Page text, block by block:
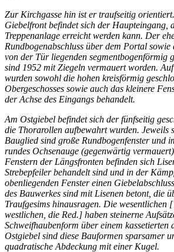
Zur Kirchgasse hin ist er traufseitig
Giebelfront befindet sich der Haupteingang,
Treppenanlage erreicht werden kann. Der
Rundbogenabschluss über dem Portal sowie
von der Tür liegenden segmentbogenförmig
sind 1952 mit Ziegeln vermauert worden.
wurden sowohl die hohen kreisförmig
Obergeschosses sowie auch das kleinere
der Achse des Eingangs behandelt.
Am Ostgiebel befindet sich der fünfseitig
die Thorarollen aufbewahrt wurden. Jeweils
Bauglied sind große Rundbogenfenster und
rundes Ochsenauge (gegenwärtig
Fenstern der Längsfronten befinden sich
Strebepfeiler behandelt sind und in der
obenliegenden Fenster einen
des Bauwerkes sind mit Lisenen betont, die
Traufgesims hinausragen. Die wesentlichen
westlichen, die Red.] haben steinerne
Schweifhaubenform über einem kassetierten
Ostgiebel sind diese Bauformen sparsamer
quadratische Abdeckung mit einer Kugel.